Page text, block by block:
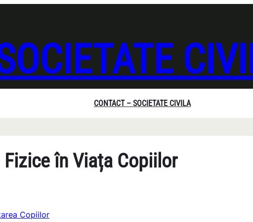
CONTACT – SOCIETATE CIVILA
în Viața Copiilor
Copiilor